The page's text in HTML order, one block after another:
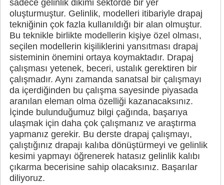
sadece gelinlik dikimi sektörde bir yer
oluşturmuştur. Gelinlik, modelleri itibariyle drapaj
tekniğinin çok fazla kullanıldığı bir alan olmuştur.
Bu teknikle birlikte modellerin kişiye özel olması,
seçilen modellerin kişiliklerini yansıtması drapaj
sisteminin önemini ortaya koymaktadır. Drapaj
çalışması yetenek, beceri, ustalık gerektiren bir
çalışmadır. Aynı zamanda sanatsal bir çalışmayı
da içerdiğinden bu çalışma sayesinde piyasada
aranılan eleman olma özelliği kazanacaksınız.
İçinde bulunduğumuz bilgi çağında, başarıya
ulaşmak için daha çok çalışmanız ve araştırma
yapmanız gerekir. Bu derste drapaj çalışmayı,
çalıştığınız drapajı kalıba dönüştürmeyi ve gelinlik
kesimi yapmayı öğrenerek hatasız gelinlik kalıbı
çıkarma becerisine sahip olacaksınız. Başarılar
diliyoruz.